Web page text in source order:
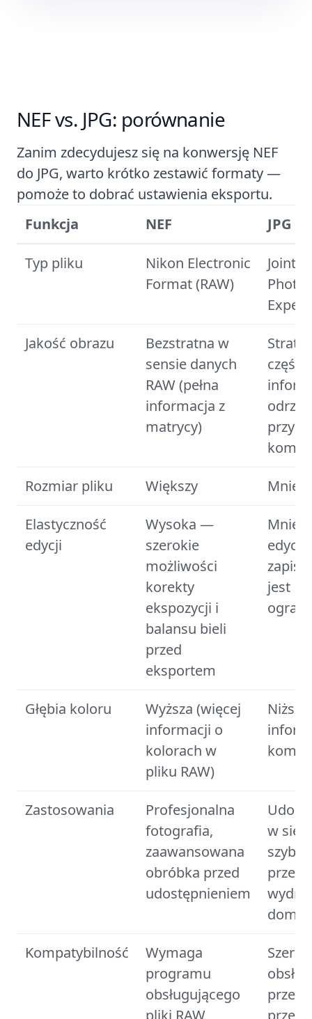
NEF vs. JPG: porównanie
Zanim zdecydujesz się na konwersję NEF
do JPG, warto krótko zestawić formaty —
pomoże to dobrać ustawienia eksportu.
Funkcja
NEF JPG
Typ pliku
Nikon Electronic
Format (RAW)
Joint
Jakość obrazu
Bezstratna w
sensie danych
RAW (pełna
informacja z
matrycy)
część
przy
Rozmiar pliku Większy
Elastyczność
edycji
Wysoka —
szerokie
możliwości
korekty
ekspozycji i
balansu bieli
przed
eksportem
zapisie
jest
Głębia koloru
Wyższa (więcej
informacji o
kolorach w
pliku RAW)
Zastosowania
Profesjonalna
fotografia,
zaawansowana
obróbka przed
udostępnieniem
w
Kompatybilność
Wymaga
programu
obsługującego
przez